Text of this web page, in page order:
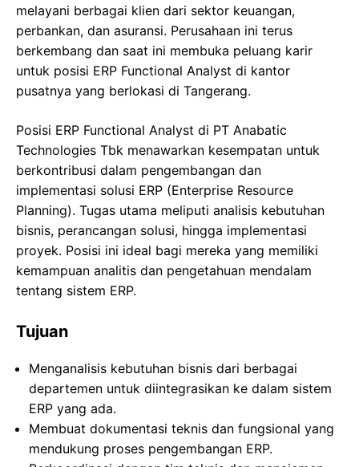
melayani berbagai klien dari sektor keuangan,
perbankan, dan asuransi. Perusahaan ini terus
berkembang dan saat ini membuka peluang karir
untuk posisi ERP Functional Analyst di kantor
pusatnya yang berlokasi di Tangerang.
Posisi ERP Functional Analyst di PT Anabatic
Technologies Tbk menawarkan kesempatan untuk
berkontribusi dalam pengembangan dan
implementasi solusi ERP (Enterprise Resource
Planning). Tugas utama meliputi analisis kebutuhan
bisnis, perancangan solusi, hingga implementasi
proyek. Posisi ini ideal bagi mereka yang memiliki
kemampuan analitis dan pengetahuan mendalam
tentang sistem ERP.
Tujuan
Menganalisis kebutuhan bisnis dari berbagai
departemen untuk diintegrasikan ke dalam sistem
ERP yang ada.
Membuat dokumentasi teknis dan fungsional yang
mendukung proses pengembangan ERP.